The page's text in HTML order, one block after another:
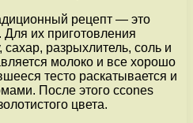
рецепт — это
Для их приготовления
разрыхлитель, соль и
молоко и все хорошо
тесто раскатывается и
После этого сcones
цвета.